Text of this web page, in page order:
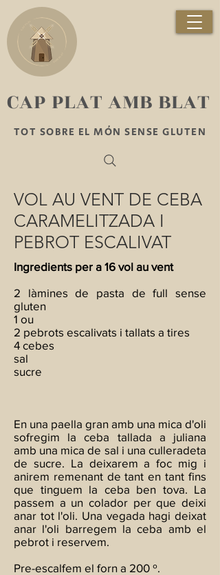
TOT SOBRE EL MÓN SENSE GLUTEN
​CAP PLAT AMB BLAT
VOL AU VENT DE CEBA
CARAMELITZADA I
PEBROT ESCALIVAT
Ingredients per a 16 vol au vent
2 làmines de pasta de full sense
gluten
1 ou
2 pebrots escalivats i tallats a tires
4 cebes
sal
sucre
En una paella gran amb una mica d'oli
sofregim la ceba tallada a juliana
amb una mica de sal i una culleradeta
de sucre. La deixarem a foc mig i
anirem remenant de tant en tant fins
que tinguem la ceba ben tova. La
passem a un colador per que deixi
anar tot l'oli. Una vegada hagi deixat
anar l'oli barregem la ceba amb el
pebrot i reservem.
Pre-escalfem el forn a 200 º.